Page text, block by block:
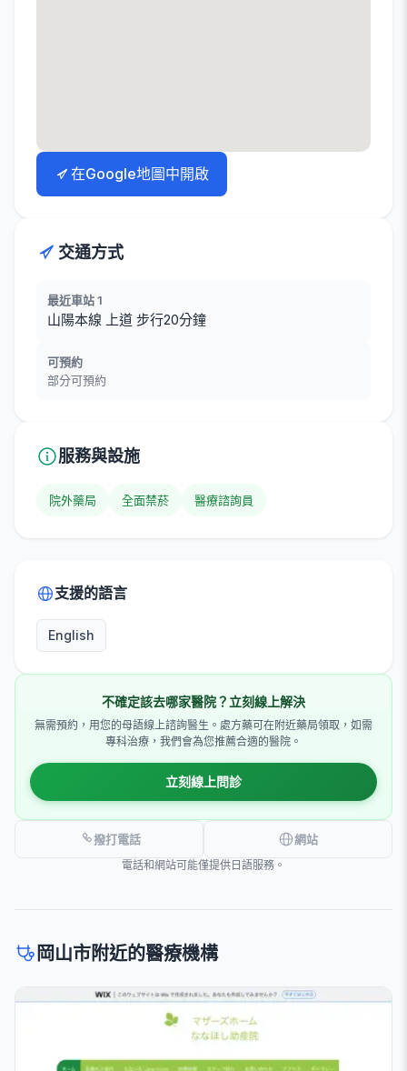
在Google地圖中開啟
交通方式
最近車站 1
山陽本線 上道 步行20分鐘
可預約
部分可預約
服務與設施
院外藥局 全面禁菸 醫療諮詢員
支援的語言
English
不確定該去哪家醫院？立刻線上解決
無需預約，用您的母語線上諮詢醫生。處方藥可在附近藥局領取，如需
專科治療，我們會為您推薦合適的醫院。
立刻線上問診
撥打電話 網站
電話和網站可能僅提供日語服務。
岡山市附近的醫療機構